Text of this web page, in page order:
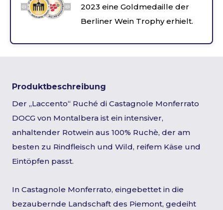
2023 eine Goldmedaille der
Berliner Wein Trophy erhielt.
Produktbeschreibung
Der „Laccento“ Ruché di Castagnole Monferrato
DOCG von Montalbera ist ein intensiver,
anhaltender Rotwein aus 100% Ruchè, der am
besten zu Rindfleisch und Wild, reifem Käse und
Eintöpfen passt.
In Castagnole Monferrato, eingebettet in die
bezaubernde Landschaft des Piemont, gedeiht